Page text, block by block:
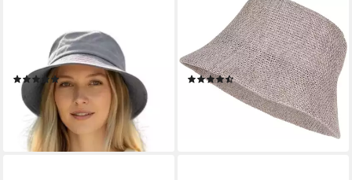
Größenverstellbar, unisex,
Fischerhut
(12)
34,95 €
lieferbar - in 3-4 Werktagen bei dir
+7
STYLEBREAKER
Fischerhut Fischerhut aus
Papierstroh - Knautschhut (1-
St)
(17)
26,95 €
lieferbar - in 2-3 Werktagen bei dir
+13